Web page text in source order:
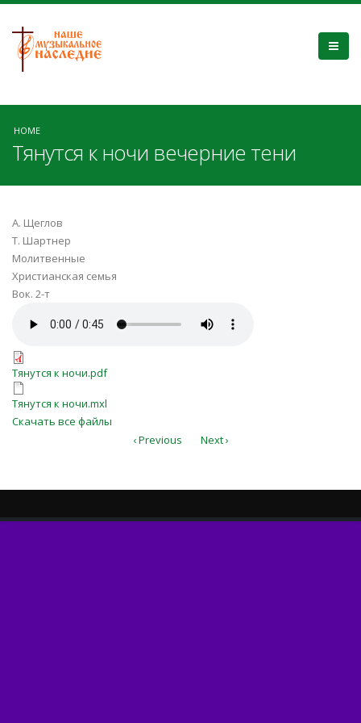
HOME
Тянутся к ночи вечерние тени
А. Щеглов
Т. Шартнер
Молитвенные
Христианская семья
Вок. 2-т
Тянутся к ночи.mp3
Тянутся к ночи.pdf
Тянутся к ночи.pdf
Тянутся к ночи.mxl
Тянутся к ночи.mxl
Скачать все файлы
‹ Previous
Next ›